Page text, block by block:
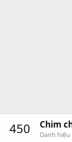
450 Chim
Danh